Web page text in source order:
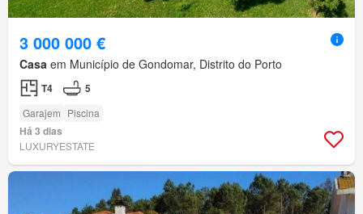
3 000 000 €
Casa em Município de Gondomar, Distrito do Porto
T4 5
Garajem Piscina
Há 3 dias
LUXURYESTATE